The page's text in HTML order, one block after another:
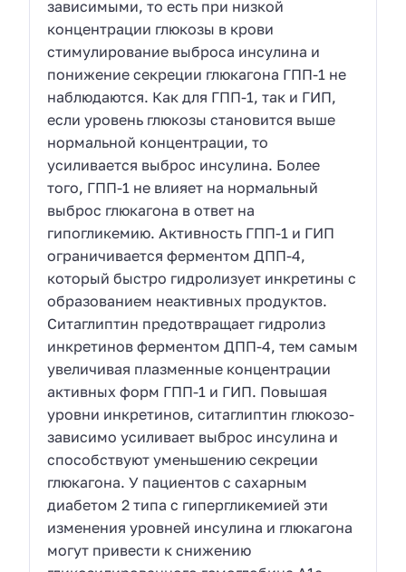
зависимыми, то есть при низкой
концентрации глюкозы в крови
стимулирование выброса инсулина и
понижение секреции глюкагона ГПП-1 не
наблюдаются. Как для ГПП-1, так и ГИП,
если уровень глюкозы становится выше
нормальной концентрации, то
усиливается выброс инсулина. Более
того, ГПП-1 не влияет на нормальный
выброс глюкагона в ответ на
гипогликемию. Активность ГПП-1 и ГИП
ограничивается ферментом ДПП-4,
который быстро гидролизует инкретины с
образованием неактивных продуктов.
Ситаглиптин предотвращает гидролиз
инкретинов ферментом ДПП-4, тем самым
увеличивая плазменные концентрации
активных форм ГПП-1 и ГИП. Повышая
уровни инкретинов, ситаглиптин глюкозо-
зависимо усиливает выброс инсулина и
способствуют уменьшению секреции
глюкагона. У пациентов с сахарным
диабетом 2 типа с гипергликемией эти
изменения уровней инсулина и глюкагона
могут привести к снижению